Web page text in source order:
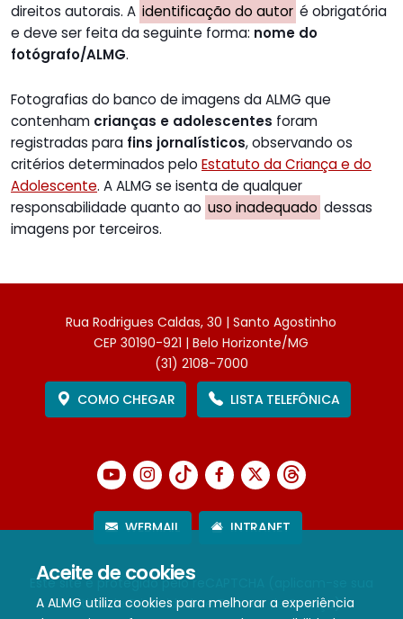
Aceite de cookies
A ALMG utiliza cookies para melhorar a experiência
direitos autorais. A identificação do autor é obrigatória
e deve ser feita da seguinte forma: nome do
fotógrafo/ALMG.
Fotografias do banco de imagens da ALMG que
contenham crianças e adolescentes foram
registradas para fins jornalísticos, observando os
critérios determinados pelo Estatuto da Criança e do
Adolescente. A ALMG se isenta de qualquer
responsabilidade quanto ao uso inadequado dessas
imagens por terceiros.
Rua Rodrigues Caldas, 30 | Santo Agostinho
CEP 30190-921 | Belo Horizonte/MG
(31) 2108-7000
COMO CHEGAR
LISTA TELEFÔNICA
WEBMAIL INTRANET
Este site é protegido pelo reCAPTCHA (aplicam-se sua
Política de PrivacidadeeTermos de Serviço).